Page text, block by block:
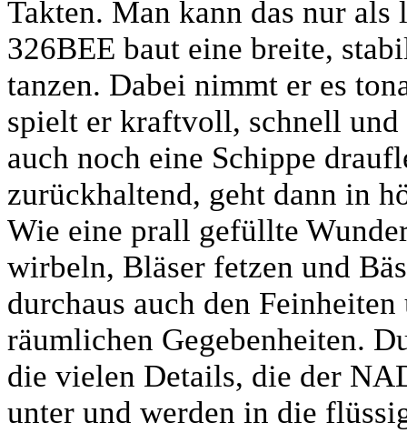
Takten. Man kann das nur als
326BEE baut eine breite,
tanzen. Dabei nimmt er es
spielt er kraftvoll, schnell
auch noch eine Schippe
zurückhaltend, geht dann in
Wie eine prall gefüllte
wirbeln, Bläser fetzen und
durchaus auch den
räumlichen Gegebenheiten.
die vielen Details, die der
unter und werden in die